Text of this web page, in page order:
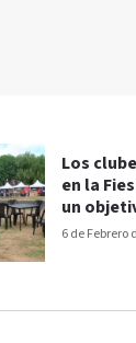
6 de Febrero
Los
en la
un